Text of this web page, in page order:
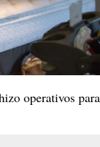
operativos para